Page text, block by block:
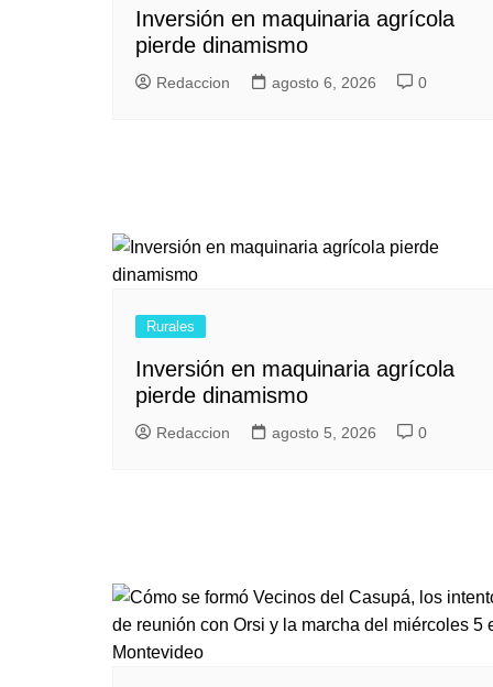
Inversión en maquinaria agrícola
pierde dinamismo
Redaccion agosto 6, 2026 0
Rurales
Inversión en maquinaria agrícola
pierde dinamismo
Redaccion agosto 5, 2026 0